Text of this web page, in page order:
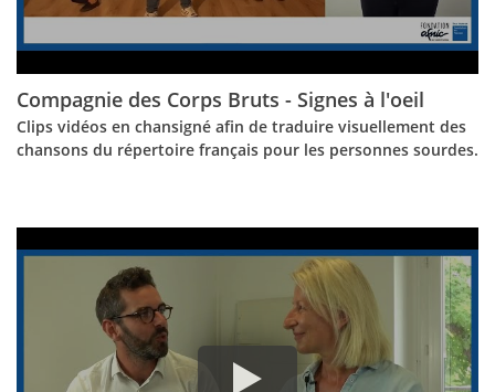
Compagnie des Corps Bruts - Signes à l'oeil
Clips vidéos en chansigné afin de traduire visuellement des
chansons du répertoire français pour les personnes sourdes.